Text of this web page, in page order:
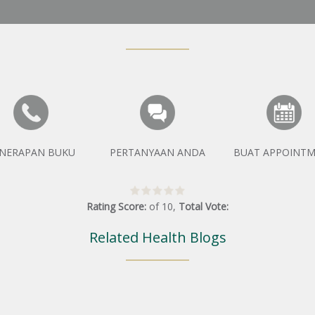
BUKU PERTANYAAN ANDA BUAT
Rating Score: of 10, Total Vote:
Related Health Blogs